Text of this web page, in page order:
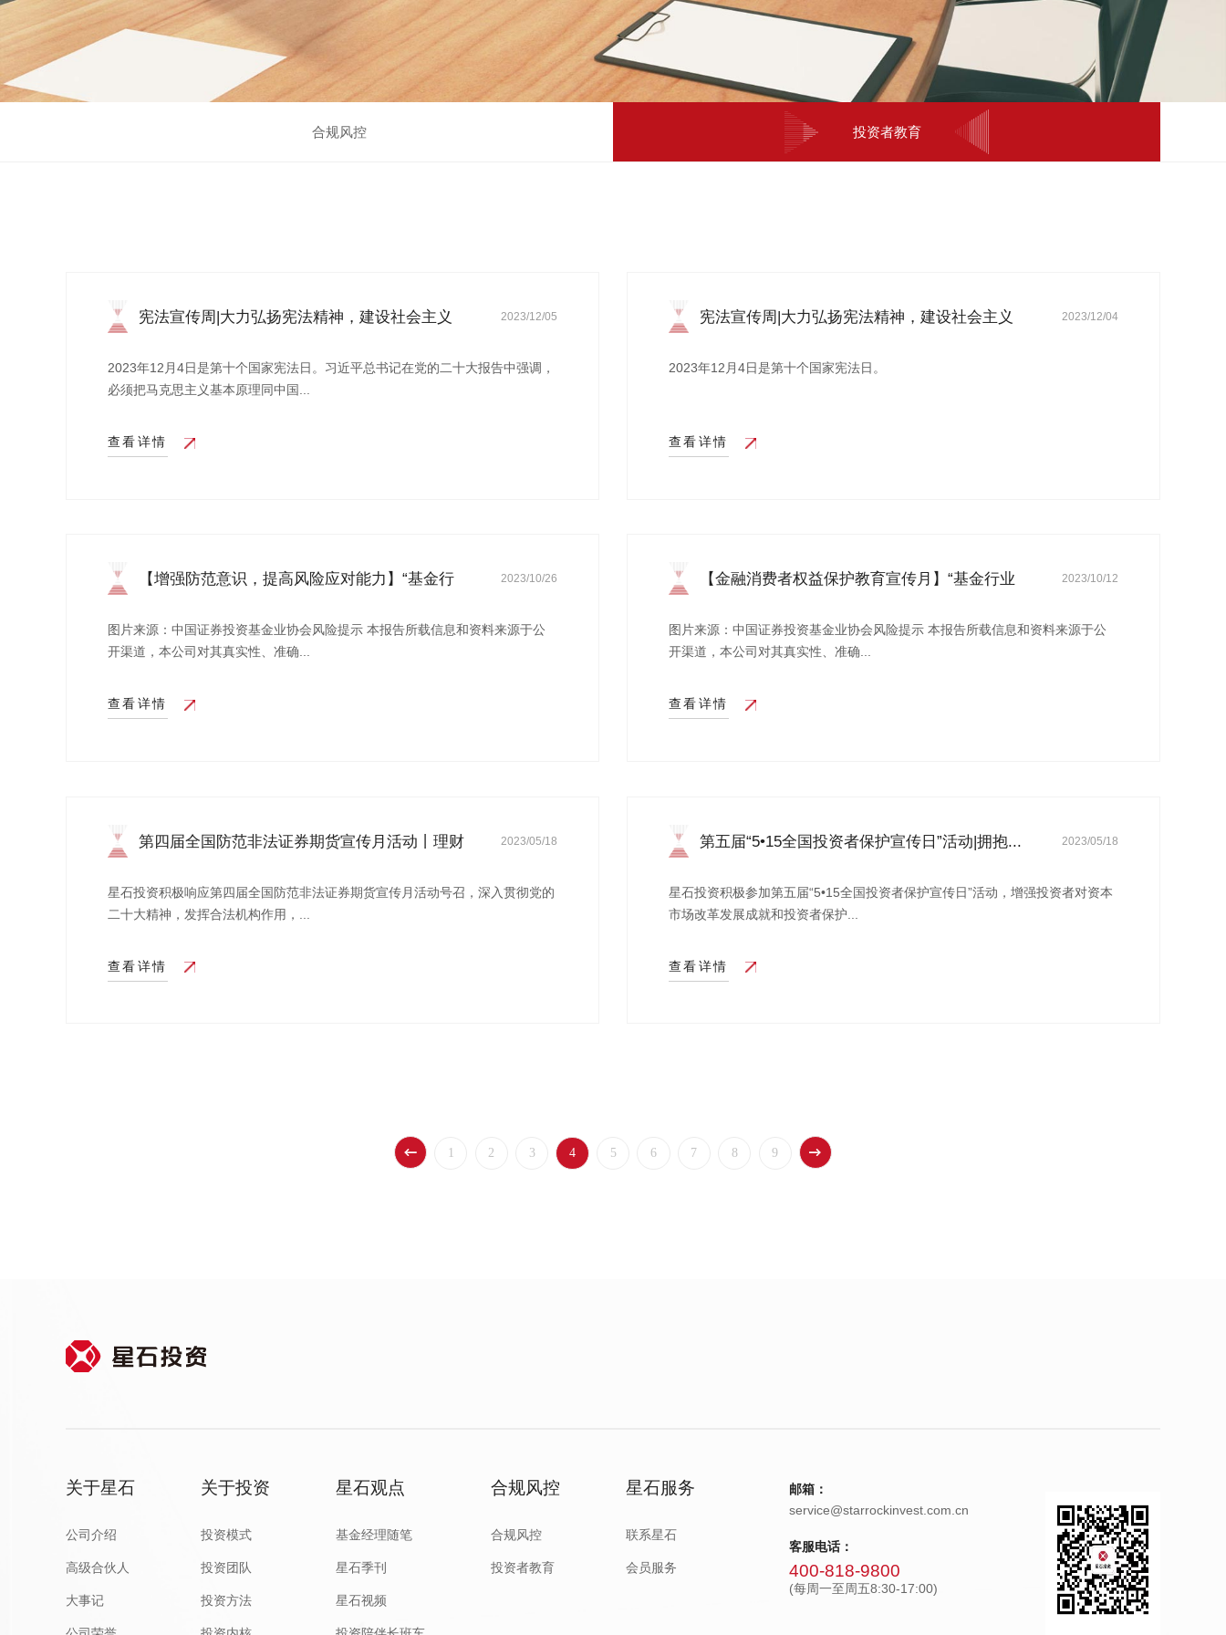
合规风控 投资者教育
宪法宣传周|大力弘扬宪法精神，建设社会主义
2023/12/05
2023年12月4日是第十个国家宪法日。习近平总书记在党的二十大报告中强调，
必须把马克思主义基本原理同中国...
查看详情
宪法宣传周|大力弘扬宪法精神，建设社会主义
2023/12/04
2023年12月4日是第十个国家宪法日。
查看详情
【增强防范意识，提高风险应对能力】“基金行
2023/10/26
图片来源：中国证券投资基金业协会风险提示 本报告所载信息和资料来源于公
开渠道，本公司对其真实性、准确...
查看详情
【金融消费者权益保护教育宣传月】“基金行业
2023/10/12
图片来源：中国证券投资基金业协会风险提示 本报告所载信息和资料来源于公
开渠道，本公司对其真实性、准确...
查看详情
第四届全国防范非法证券期货宣传月活动丨理财
2023/05/18
星石投资积极响应第四届全国防范非法证券期货宣传月活动号召，深入贯彻党的
二十大精神，发挥合法机构作用，...
查看详情
第五届“5•15全国投资者保护宣传日”活动|拥抱... 2023/05/18
星石投资积极参加第五届“5•15全国投资者保护宣传日”活动，增强投资者对资本
市场改革发展成就和投资者保护...
查看详情
1 2 3 4 5 6 7 8 9
关于星石
公司介绍
高级合伙人
大事记
关于投资
投资模式
投资团队
投资方法
星石观点
基金经理随笔
星石季刊
星石视频
合规风控
合规风控
投资者教育
星石服务
联系星石
会员服务
邮箱：
service@starrockinvest.com.cn
客服电话：
400-818-9800
(每周一至周五8:30-17:00)